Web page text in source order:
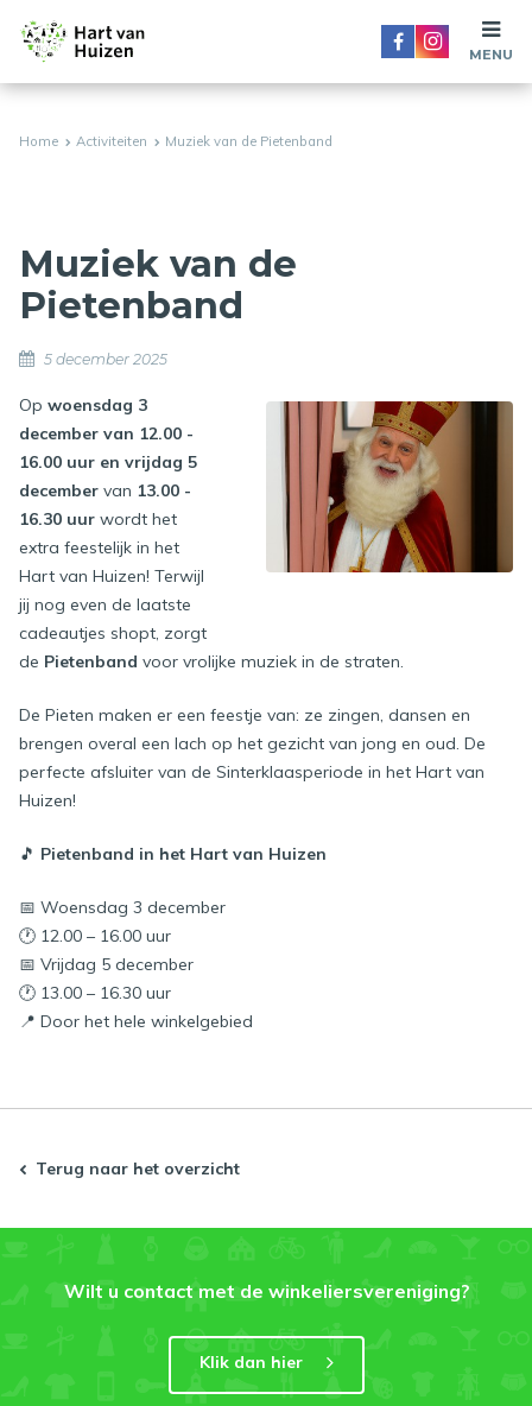
Home Activiteiten Muziek van de Pietenband
Muziek van de
Pietenband
5 december 2025
Op woensdag 3
december van 12.00 -
16.00 uur en vrijdag 5
december van 13.00 -
16.30 uur wordt het
extra feestelijk in het
Hart van Huizen! Terwijl
jij nog even de laatste
cadeautjes shopt, zorgt
de Pietenband voor vrolijke muziek in de straten.
De Pieten maken er een feestje van: ze zingen, dansen en
brengen overal een lach op het gezicht van jong en oud. De
perfecte afsluiter van de Sinterklaasperiode in het Hart van
Huizen!
🎵 Pietenband in het Hart van Huizen
📅 Woensdag 3 december
🕐 12.00 – 16.00 uur
📅 Vrijdag 5 december
🕐 13.00 – 16.30 uur
📍 Door het hele winkelgebied
Terug naar het overzicht
Wilt u contact met de winkeliersvereniging?
Klik dan hier
MENU